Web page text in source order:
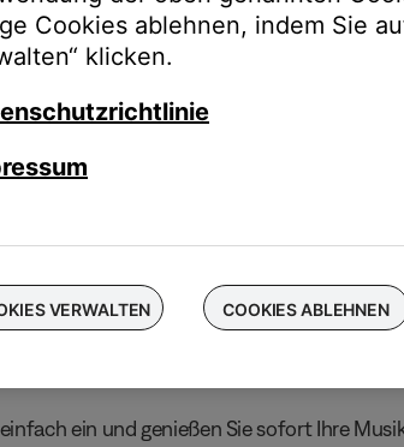
Tauschen Sie Ihre kabellosen
für die neuesten QuietComfort
ein und genießen Sie sofort Ihre
Cookies ablehnen, indem Sie
klicken.
VERWALTEN COOKIES ABLEHNEN